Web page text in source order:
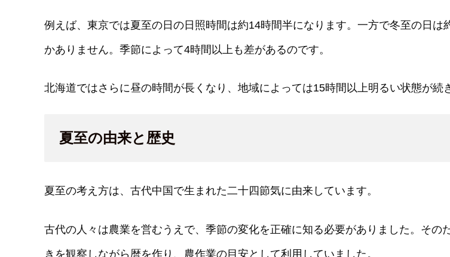
例えば、東京では夏至の日の日照時間は約14時間半になります。一方で冬至の日は
かありません。季節によって4時間以上も差があるのです。
北海道ではさらに昼の時間が長くなり、地域によっては15時間以上明るい状態が続
夏至の由来と歴史
夏至の考え方は、古代中国で生まれた二十四節気に由来しています。
古代の人々は農業を営むうえで、季節の変化を正確に知る必要がありました。その
きを観察しながら暦を作り、農作業の目安として利用していました。